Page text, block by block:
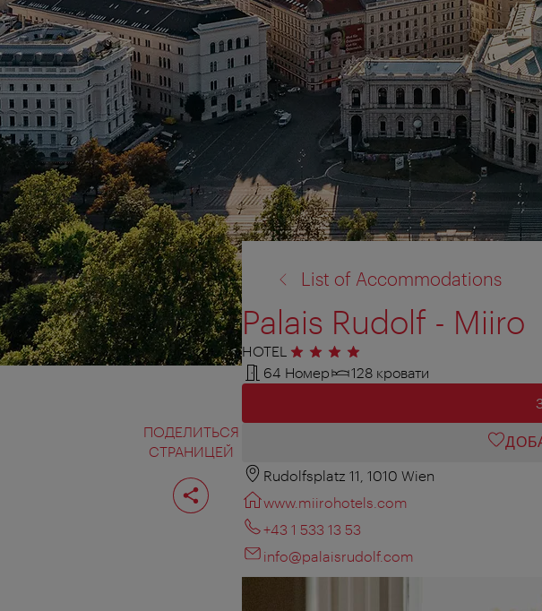
ПОДЕЛИТЬСЯ
СТРАНИЦЕЙ
Поделиться
страницей
List of Accommodations
Palais Rudolf - Miiro
HOTEL 4 звезды
64 Номер
128 кровати
Rudolfsplatz 11, 1010 Wien
www.miirohotels.com
+43 1 533 13 53
info@palaisrudolf.com